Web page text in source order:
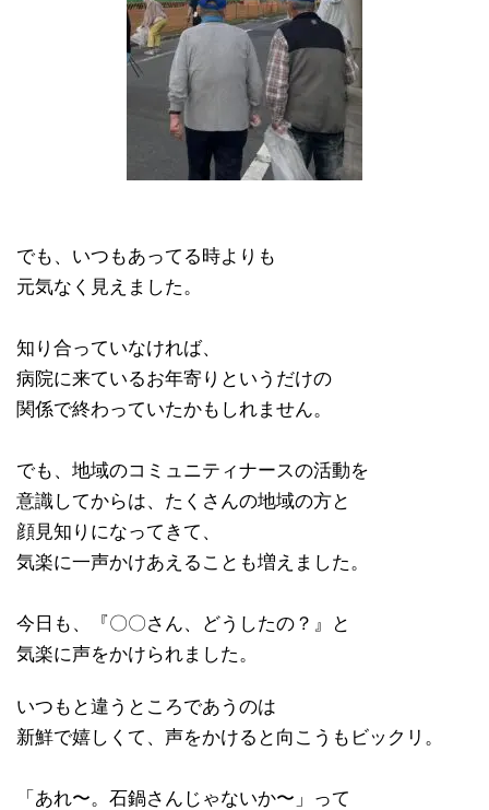
でも、いつもあってる時よりも
元気なく見えました。
知り合っていなければ、
病院に来ているお年寄りというだけの
関係で終わっていたかもしれません。
でも、地域のコミュニティナースの活動を
意識してからは、たくさんの地域の方と
顔見知りになってきて、
気楽に一声かけあえることも増えました。
今日も、『〇〇さん、どうしたの？』と
気楽に声をかけられました。
いつもと違うところであうのは
新鮮で嬉しくて、声をかけると向こうもビックリ。
「あれ〜。石鍋さんじゃないか〜」って